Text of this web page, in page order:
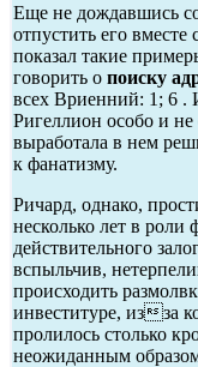
Еще не дождавшись
отпустить его
показал такие
говорить о поиску
всех Вриенний: 1; 6 .
Ригеллион особо и
выработала в нем
к фанатизму.
Ричард, однако,
несколько лет в роли
действительного
вспыльчив,
происходить
инвеституре, изза
пролилось столько
неожиданным